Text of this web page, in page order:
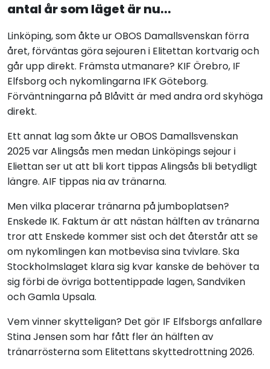
antal år som läget är nu...
Linköping, som åkte ur OBOS Damallsvenskan förra
året, förväntas göra sejouren i Elitettan kortvarig och
går upp direkt. Främsta utmanare? KIF Örebro, IF
Elfsborg och nykomlingarna IFK Göteborg.
Förväntningarna på Blåvitt är med andra ord skyhöga
direkt.
Ett annat lag som åkte ur OBOS Damallsvenskan
2025 var Alingsås men medan Linköpings sejour i
Eliettan ser ut att bli kort tippas Alingsås bli betydligt
längre. AIF tippas nia av tränarna.
Men vilka placerar tränarna på jumboplatsen?
Enskede IK. Faktum är att nästan hälften av tränarna
tror att Enskede kommer sist och det återstår att se
om nykomlingen kan motbevisa sina tvivlare. Ska
Stockholmslaget klara sig kvar kanske de behöver ta
sig förbi de övriga bottentippade lagen, Sandviken
och Gamla Upsala.
Vem vinner skytteligan? Det gör IF Elfsborgs anfallare
Stina Jensen som har fått fler än hälften av
tränarrösterna som Elitettans skyttedrottning 2026.